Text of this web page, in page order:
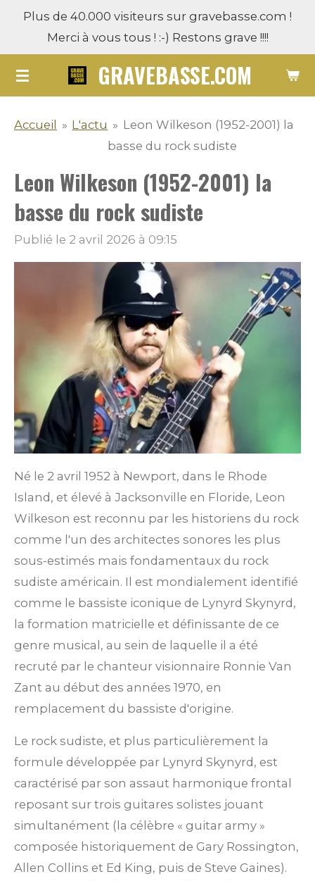
Passer
contenu
principal
GRAVEBASSE.COM
Plus de 40.000 visiteurs sur gravebasse.com !
Merci à vous tous ! :-) Restons grave !!!!
Accueil » L'actu » Leon Wilkeson (1952-2001) la
basse du rock sudiste
Leon Wilkeson (1952-2001) la
basse du rock sudiste
Publié le 2 avril 2026 à 09:15
Né le 2 avril 1952 à Newport, dans le Rhode
Island, et élevé à Jacksonville en Floride, Leon
Wilkeson est reconnu par les historiens du rock
comme l'un des architectes sonores les plus
sous-estimés mais fondamentaux du rock
sudiste américain. Il est mondialement identifié
comme le bassiste iconique de Lynyrd Skynyrd,
la formation matricielle et définissante de ce
genre musical, au sein de laquelle il a été
recruté par le chanteur visionnaire Ronnie Van
Zant au début des années 1970, en
remplacement du bassiste d'origine.
Le rock sudiste, et plus particulièrement la
formule développée par Lynyrd Skynyrd, est
caractérisé par son assaut harmonique frontal
reposant sur trois guitares solistes jouant
simultanément (la célèbre « guitar army »
composée historiquement de Gary Rossington,
Allen Collins et Ed King, puis de Steve Gaines).